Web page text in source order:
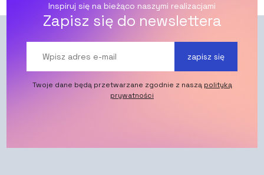
Inspiruj się na bieżąco naszymi realizacjami
Zapisz się do newslettera
zapisz się
Twoje dane będą przetwarzane zgodnie z naszą polityką
prywatności